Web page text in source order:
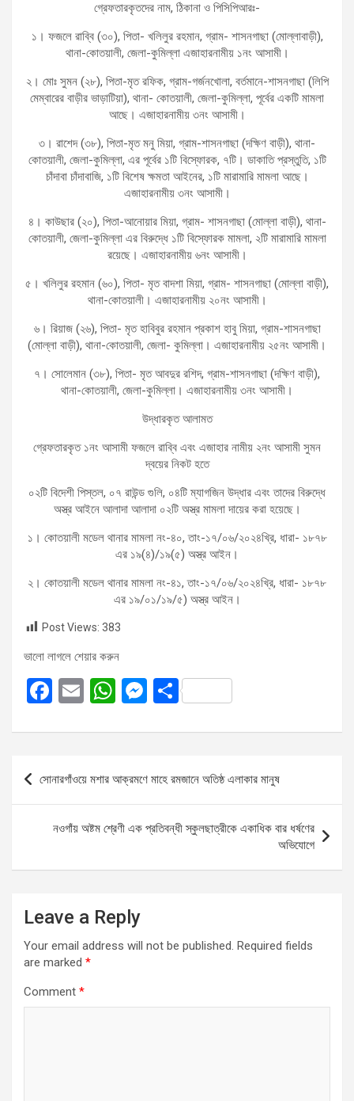
গ্রেফতারকৃতদের নাম, ঠিকানা ও পিসিপিআরঃ-
১। ফজলে রাব্বি (৩০), পিতা- খলিলুর রহমান, গ্রাম- শাসনগাছা (মোল্লাবাড়ী),
থানা-কোতয়ালী, জেলা-কুমিল্লা এজাহারনামীয় ১নং আসামী।
২। মোঃ সুমন (২৮), পিতা-মৃত রফিক, গ্রাম-গর্জনখোলা, বর্তমানে-শাসনগাছা (লিপি
মেম্বারের বাড়ীর ভাড়াটিয়া), থানা- কোতয়ালী, জেলা-কুমিল্লা, পূর্বের একটি মামলা
আছে। এজাহারনামীয় ৩নং আসামী।
৩। রাশেদ (৩৮), পিতা-মৃত মনু মিয়া, গ্রাম-শাসনগাছা (দক্ষিণ বাড়ী), থানা-
কোতয়ালী, জেলা-কুমিল্লা, এর পূর্বের ১টি বিস্ফোরক, ৭টি। ডাকাতি প্রস্তুতি, ১টি
চাঁদাবা চাঁদাবাজি, ১টি বিশেষ ক্ষমতা আইনের, ১টি মারামারি মামলা আছে।
এজাহারনামীয় ৩নং আসামী।
৪। কাউছার (২০), পিতা-আনোয়ার মিয়া, গ্রাম- শাসনগাছা (মোল্লা বাড়ী), থানা-
কোতয়ালী, জেলা-কুমিল্লা এর বিরুদ্ধে ১টি বিস্ফোরক মামলা, ২টি মারামারি মামলা
রয়েছে। এজাহারনামীয় ৬নং আসামী।
৫। খলিলুর রহমান (৬০), পিতা- মৃত বাদশা মিয়া, গ্রাম- শাসনগাছা (মোল্লা বাড়ী),
থানা-কোতয়ালী। এজাহারনামীয় ২০নং আসামী।
৬। রিয়াজ (২৬), পিতা- মৃত হাবিবুর রহমান প্রকাশ হাবু মিয়া, গ্রাম-শাসনগাছা
(মোল্লা বাড়ী), থানা-কোতয়ালী, জেলা- কুমিল্লা। এজাহারনামীয় ২৫নং আসামী।
৭। সোলেমান (৩৮), পিতা- মৃত আবদুর রশিদ, গ্রাম-শাসনগাছা (দক্ষিণ বাড়ী),
থানা-কোতয়ালী, জেলা-কুমিল্লা। এজাহারনামীয় ৩নং আসামী।
উদ্ধারকৃত আলামত
গ্রেফতারকৃত ১নং আসামী ফজলে রাব্বি এবং এজাহার নামীয় ২নং আসামী সুমন
দ্বয়ের নিকট হতে
০২টি বিদেশী পিস্তল, ০৭ রাউন্ড গুলি, ০৪টি ম্যাগজিন উদ্ধার এবং তাদের বিরুদ্ধে
অস্ত্র আইনে আলাদা আলাদা ০২টি অস্ত্র মামলা দায়ের করা হয়েছে।
১। কোতয়ালী মডেল থানার মামলা নং-৪০, তাং-১৭/০৬/২০২৪খ্রি, ধারা- ১৮৭৮
এর ১৯(৪)/১৯(৫) অস্ত্র আইন।
২। কোতয়ালী মডেল থানার মামলা নং-৪১, তাং-১৭/০৬/২০২৪খ্রি, ধারা- ১৮৭৮
এর ১৯/০১/১৯/৫) অস্ত্র আইন।
Post Views: 383
ভালো লাগলে শেয়ার করুন
F
ce
o
o
E
ail
W
at
A
p
M
se
g
er
S
ar
Post
navigation
সোনারগাঁওয়ে মশার আক্রমণে মাহে রমজানে অতিষ্ঠ এলাকার মানুষ
নওগাঁয় অষ্টম শ্রেণী এক প্রতিবন্ধী স্কুলছাত্রীকে একাধিক বার ধর্ষণের
অভিযোগে
Leave a Reply
Your email address will not be published. Required fields
are marked *
Comment *